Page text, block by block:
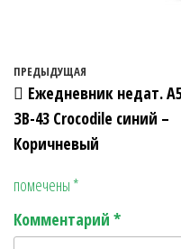
Навигация по
Предыдущая запись
ПРЕДЫДУЩАЯ
Ежедневник недат.
ЗВ-43 Crocodile синий –
Коричневый
помечены *
Комментарий *